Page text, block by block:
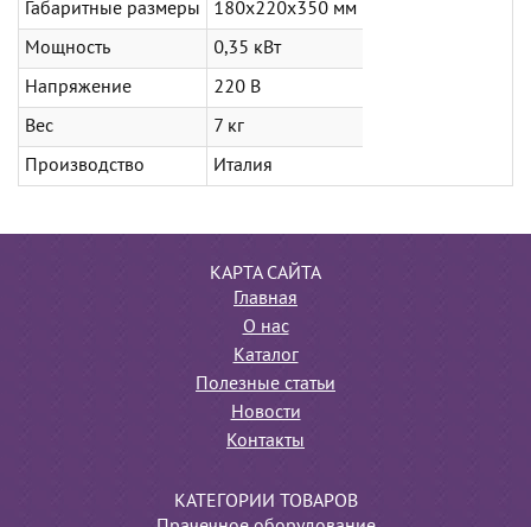
Габаритные размеры 180x220x350 мм
Мощность 0,35 кВт
Напряжение 220 В
Вес 7 кг
Производство Италия
КАРТА САЙТА
Главная
О нас
Каталог
Полезные статьи
Новости
Контакты
КАТЕГОРИИ ТОВАРОВ